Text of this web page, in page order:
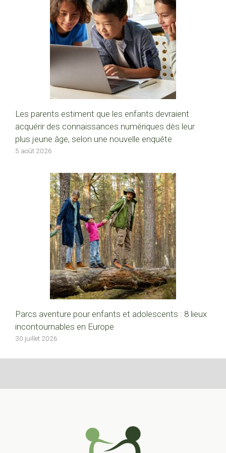
Les parents estiment que les enfants devraient
acquérir des connaissances numériques dès leur
plus jeune âge, selon une nouvelle enquête
5 août 2026
Parcs aventure pour enfants et adolescents : 8 lieux
incontournables en Europe
30 juillet 2026